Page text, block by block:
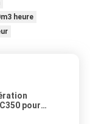
heure
pour